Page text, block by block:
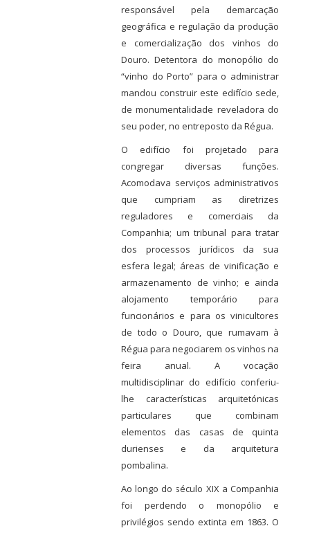
responsável pela demarcação
geográfica e regulação da produção
e comercialização dos vinhos do
Douro. Detentora do monopólio do
“vinho do Porto” para o administrar
mandou construir este edifício sede,
de monumentalidade reveladora do
seu poder, no entreposto da Régua.
O edifício foi projetado para
congregar diversas funções.
Acomodava serviços administrativos
que cumpriam as diretrizes
reguladores e comerciais da
Companhia; um tribunal para tratar
dos processos jurídicos da sua
esfera legal; áreas de vinificação e
armazenamento de vinho; e ainda
alojamento temporário para
funcionários e para os vinicultores
de todo o Douro, que rumavam à
Régua para negociarem os vinhos na
feira anual. A vocação
multidisciplinar do edifício conferiu-
lhe características arquitetónicas
particulares que combinam
elementos das casas de quinta
durienses e da arquitetura
pombalina.
Ao longo do século XIX a Companhia
foi perdendo o monopólio e
privilégios sendo extinta em 1863. O